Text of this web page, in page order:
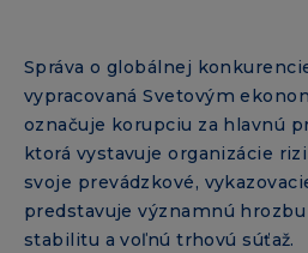
Správa o globálnej
vypracovaná Svetovým
označuje korupciu za hlavnú
ktorá vystavuje organizácie
svoje prevádzkové,
predstavuje významnú
stabilitu a voľnú trhovú súťaž.